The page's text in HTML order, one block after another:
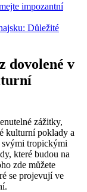
impozantní
Důležité
dovolené v
zážitky,
kulturní poklady a
svými tropickými
které budou na
zde můžete
se projevují ve